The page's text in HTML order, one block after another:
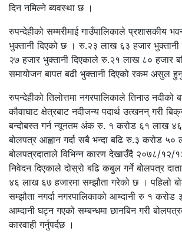
दिन नमिल्ने ब्यवस्था छ ।
रुपन्देहीको सम्मरीमाई गाउँपालिकाले प्रशासकीय
भुक्तानी दिएको छ । रु.२३ लाख ६३ हजार भुक्तानी
२७ हजार भुक्तानी दिएकाले रु.२१ लाख ८० हजार
समायोजन बापत बढी भुक्तानी दिएको रकम असुल
रुपन्देहीको तिलोत्तमा नगरपालिकाले तिनाउ नदीको
कौवाघाट क्षेत्रबाट नदीजन्य पदार्थ उत्खनन् गरी
बन्दोबस्त गर्न न्यूनतम अंक रु. १ करोड ६१ लाख ४६
बोलपत्र आह्वान गर्दा सबै भन्दा बढि रु.३ करोड ५०
बोलपत्रदाताले विभिन्न कारण देखाउँदै २०७८/१२/
निवेदन दिएकाले दोस्रो बढि कबुल गर्ने बोलपत्र
४६ लाख ६७ हजारमा सम्झौता गरेको छ । पहिलो
सम्झौता नगर्दा नगरपालिकाको आम्दानी रु १
आम्दानी घट्न गएको सम्बन्धमा छानबिन गरी
कारवाही गर्नुपर्दछ ।